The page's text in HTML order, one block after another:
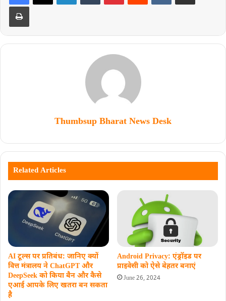
Thumbsup Bharat News Desk
Related Articles
AI टूल्स पर प्रतिबंध: जानिए क्यों
वित्त मंत्रालय ने ChatGPT और
DeepSeek को किया बैन और कैसे
एआई आपके लिए खतरा बन सकता
है
Android Privacy: एंड्रॉइड पर
प्राइवेसी को ऐसे बेहतर बनाएं
June 26, 2024